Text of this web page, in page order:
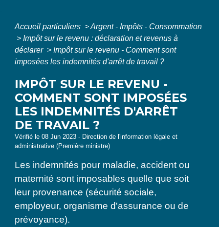
Accueil particuliers >Argent - Impôts - Consommation
> Impôt sur le revenu : déclaration et revenus à
déclarer > Impôt sur le revenu - Comment sont
imposées les indemnités d'arrêt de travail ?
IMPÔT SUR LE REVENU -
COMMENT SONT IMPOSÉES
LES INDEMNITÉS D'ARRÊT
DE TRAVAIL ?
Vérifié le 08 Jun 2023 - Direction de l'information légale et
administrative (Première ministre)
Les indemnités pour maladie, accident ou
maternité sont imposables quelle que soit
leur provenance (sécurité sociale,
employeur, organisme d'assurance ou de
prévoyance).